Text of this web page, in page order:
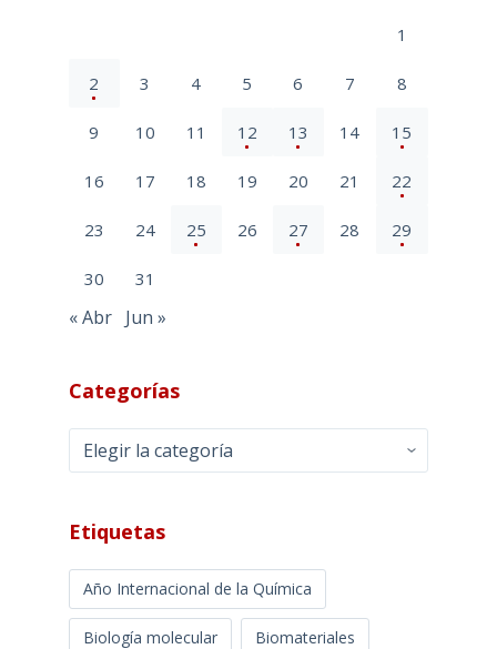
1
2 3 4 5 6 7 8
9 10 11 12 13 14 15
16 17 18 19 20 21 22
23 24 25 26 27 28 29
30 31
« Abr Jun »
Categorías
Categorías
Etiquetas
Año Internacional de la Química
Biología molecular Biomateriales